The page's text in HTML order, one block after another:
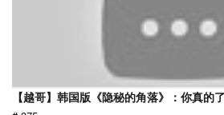
【越哥】韩国版《隐秘的角落》：你真的